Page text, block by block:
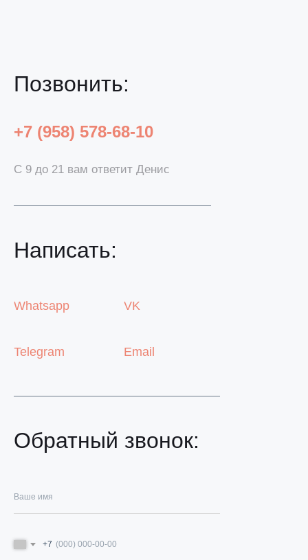
Email
Whatsapp
Telegram
С 9 до 21 вам ответит Денис
VK
Написать:
+7 (958) 578-68-10
Позвонить:
+7
Обратный звонок: